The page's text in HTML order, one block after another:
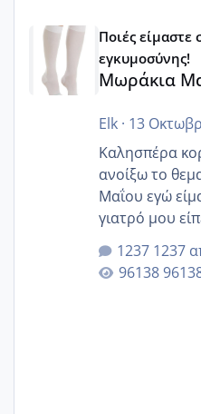
Μωράκια Μαΐου 2026 🌸🌻🌹
Ποιές είμαστε
εγκυμοσύνης!
Μωράκια
Elk· 13
Καλησπέρα
ανοίξω το
Μαΐου εγώ είμαι 9 εβδ σήμερα πήγα
γιατρό μου
κλείσω
καμιά άλλη
1237